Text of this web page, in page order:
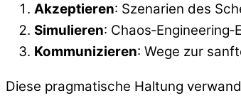
Akzeptieren: Szenarien des
Simulieren:
Kommunizieren: Wege zur
Diese pragmatische Haltung